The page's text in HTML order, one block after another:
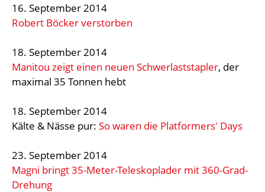
16. September 2014
Robert Böcker verstorben
18. September 2014
Manitou zeigt einen neuen Schwerlaststapler, der
maximal 35 Tonnen hebt
18. September 2014
Kälte & Nässe pur: So waren die Platformers' Days
23. September 2014
Magni bringt 35-Meter-Teleskoplader mit 360-Grad-
Drehung